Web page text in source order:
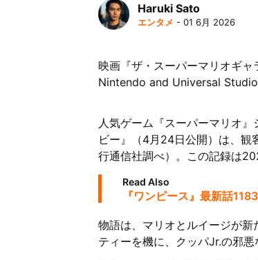
Haruki Sato
エンタメ - 01 6月 2026
映画『ザ・スーパーマリオギ
Nintendo and Universal
人気ゲーム『スーパーマリオ
ビー』（4月24日公開）は、
行通信社調べ）。この記録は
Read Also
『ワンピース』最新話
物語は、マリオとルイージが
ティーを機に、クッパJr.の邪